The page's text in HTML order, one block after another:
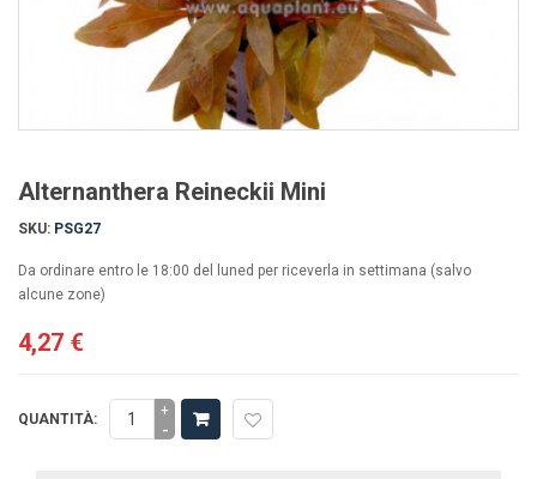
Alternanthera Reineckii Mini
SKU: PSG27
Da ordinare entro le 18:00 del luned per riceverla in settimana (salvo
alcune zone)
4,27 €
QUANTITÀ: +
-